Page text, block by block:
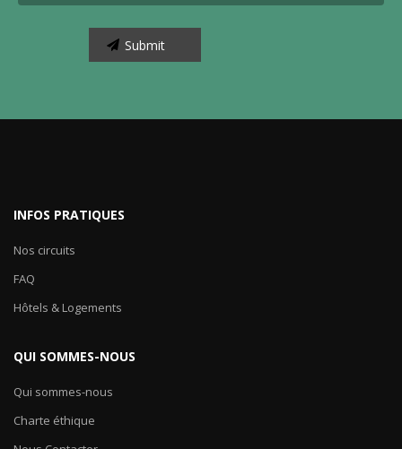
INFOS PRATIQUES
Nos circuits
FAQ
Hôtels & Logements
QUI SOMMES-NOUS
Qui sommes-nous
Charte éthique